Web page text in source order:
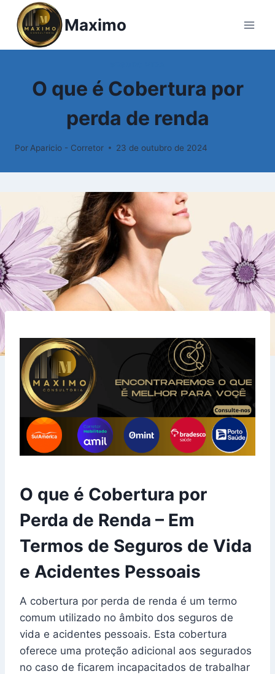
Pular
para
Maximo
O que é Cobertura por
perda de renda
Por Aparicio - Corretor 23 de outubro de 2024
O que é Cobertura por
Perda de Renda – Em
Termos de Seguros de Vida
e Acidentes Pessoais
A cobertura por perda de renda é um termo
comum utilizado no âmbito dos seguros de
vida e acidentes pessoais. Esta cobertura
oferece uma proteção adicional aos segurados
no caso de ficarem incapacitados de trabalhar